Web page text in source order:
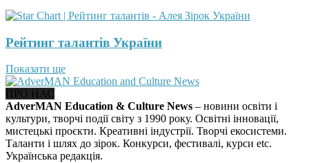
Рейтинг талантів України
Показати ще
ПРО НАС
AdverMAN Education & Culture News – новини освіти і
культури, творчі події світу з 1990 року. Освітні інновації,
мистецькі проєкти. Креативні індустрії. Творчі екосистеми.
Таланти і шлях до зірок. Конкурси, фестивалі, курси etc.
Українська редакція.